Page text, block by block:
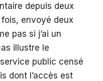
depuis deux
fois, envoyé deux
pas si j’ai un
illustre le
public censé
dont l’accès est